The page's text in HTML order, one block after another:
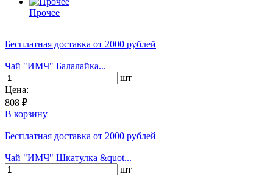
Прочее
Бесплатная доставка от 2000 рублей
Чай "ИМЧ" Балалайка...
шт
Цена:
808 ₽
В корзину
Бесплатная доставка от 2000 рублей
Чай "ИМЧ" Шкатулка &quot...
шт